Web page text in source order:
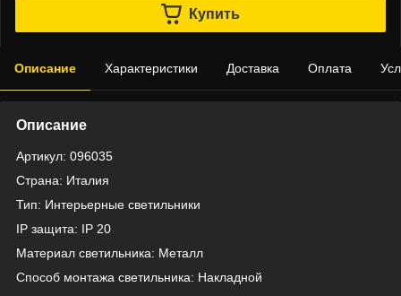
Купить
Описание Характеристики Доставка Оплата
Описание
Артикул: 096035
Страна: Италия
Тип: Интерьерные светильники
IP защита: IP 20
Материал светильника: Металл
Способ монтажа светильника: Накладной